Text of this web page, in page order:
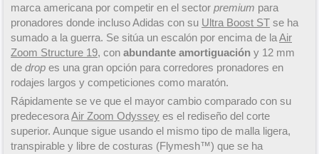
marca americana por competir en el sector premium para
pronadores donde incluso Adidas con su Ultra Boost ST se ha
sumado a la guerra. Se sitúa un escalón por encima de laAir
Zoom Structure 19, con abundante amortiguación y 12 mm
de drop es una gran opción para corredores pronadores en
rodajes largos y competiciones como maratón.
Rápidamente se ve que el mayor cambio comparado con su
predecesoraAir Zoom Odyssey es el rediseño del corte
superior. Aunque sigue usando el mismo tipo de malla ligera,
transpirable y libre de costuras (Flymesh™) que se ha